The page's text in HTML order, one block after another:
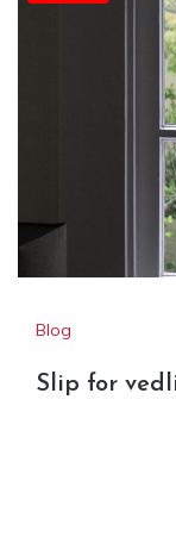
Slip for
vinduer
Blog
Slip for